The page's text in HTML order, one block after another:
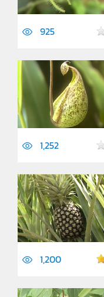
925
1,252
1,200